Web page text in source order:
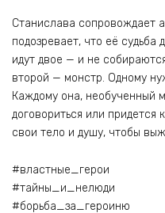
Станислава сопровождает
подозревает, что её
идут двое — и не
второй — монстр. Одному
Каждому она, необученный
договориться или придется
свои тело и душу, чтобы
#властные_герои
#тайны_и_нелюди
#борьба_за_героиню